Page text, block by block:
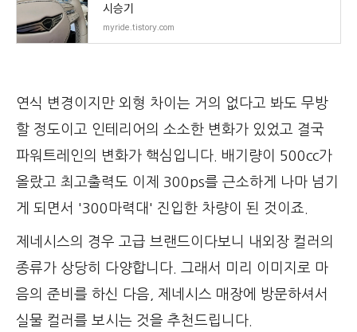
시승기
myride.tistory.com
연식 변경이지만 외형 차이는 거의 없다고 봐도 무방
할 정도이고 인테리어의 소소한 변화가 있었고 결국
파워트레인의 변화가 핵심입니다. 배기량이 500cc가
올랐고 최고출력도 이제 300ps를 근소하게 나마 넘기
게 되면서 '300마력대' 진입한 차량이 된 것이죠.
제네시스의 경우 고급 브랜드이다보니 내외장 컬러의
종류가 상당히 다양합니다. 그래서 미리 이미지로 마
음의 준비를 하신 다음, 제네시스 매장에 방문하셔서
실물 컬러를 보시는 것을 추천드립니다.